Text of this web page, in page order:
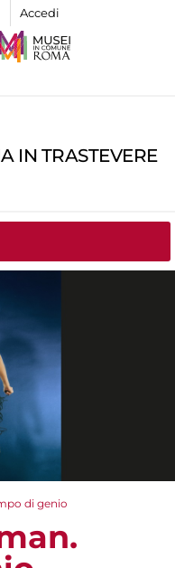
Accedi
IN TRASTEVERE
di genio